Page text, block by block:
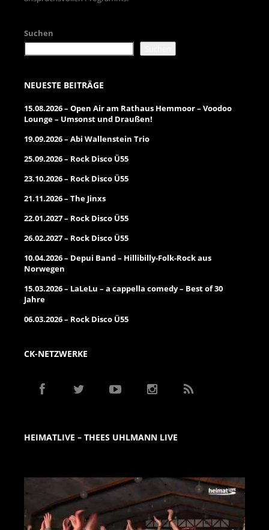
Suchen
NEUESTE BEITRÄGE
15.08.2026 – Open Air am Rathaus Hemmoor – Voodoo
Lounge – Umsonst und Draußen!
19.09.2026 – Abi Wallenstein Trio
25.09.2026 – Rock Disco Ü55
23.10.2026 – Rock Disco Ü55
21.11.2026 – The Jinxs
22.01.2027 – Rock Disco Ü55
26.02.2027 – Rock Disco Ü55
10.04.2026 – Depui Band – Hillibilly-Folk-Rock aus
Norwegen
15.03.2026 – LaLeLu – a cappella comedy – Best of 30
Jahre
06.03.2026 – Rock Disco Ü55
CK-NETZWERKE
HEIMATLIVE – THEES UHLMANN LIVE